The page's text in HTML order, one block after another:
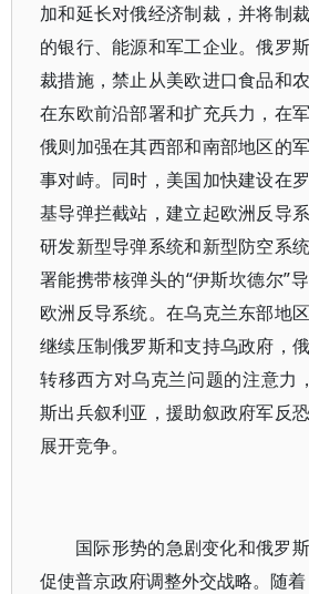
加和延长对俄经济制裁，并将制
的银行、能源和军工企业。俄罗
裁措施，禁止从美欧进口食品和
在东欧前沿部署和扩充兵力，在
俄则加强在其西部和南部地区的
事对峙。同时，美国加快建设在
基导弹拦截站，建立起欧洲反导
研发新型导弹系统和新型防空系
署能携带核弹头的“伊斯坎德尔”
欧洲反导系统。在乌克兰东部地
继续压制俄罗斯和支持乌政府，
转移西方对乌克兰问题的注意力
斯出兵叙利亚，援助叙政府军反
展开竞争。
国际形势的急剧变化和俄罗
促使普京政府调整外交战略。随